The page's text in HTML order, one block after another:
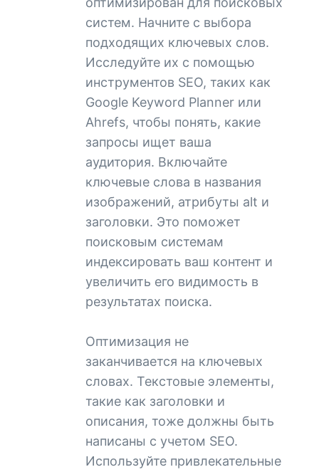
систем. Начните с выбора
подходящих ключевых слов.
Исследуйте их с помощью
инструментов SEO, таких как
Google Keyword Planner или
Ahrefs, чтобы понять, какие
запросы ищет ваша
аудитория. Включайте
ключевые слова в названия
изображений, атрибуты alt и
заголовки. Это поможет
поисковым системам
индексировать ваш контент и
увеличить его видимость в
результатах поиска.
Оптимизация не
заканчивается на ключевых
словах. Текстовые элементы,
такие как заголовки и
описания, тоже должны быть
написаны с учетом SEO.
Используйте привлекательные